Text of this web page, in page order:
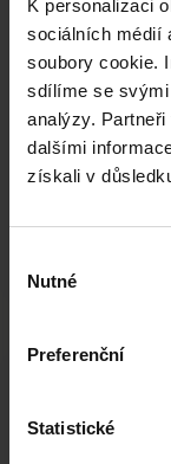
K personalizaci
sociálních médií
soubory cookie.
sdílíme se
analýzy.
dalšími
získali v
souhlasu
Nutné
Preferenční
Statistické
P****
M****
P****
1
R****
V****
3